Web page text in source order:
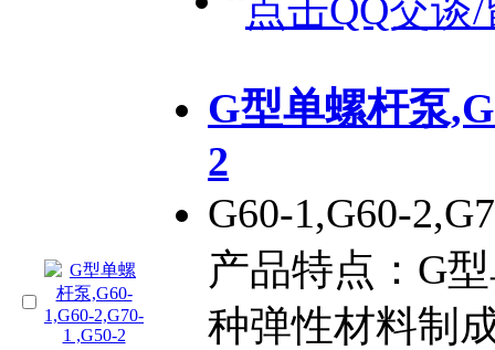
G型单螺杆泵
2
G60-1,G60-
产品特点：G
种弹性材料制